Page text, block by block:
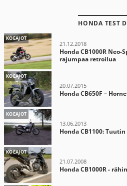
HONDA TEST
KOEAJOT
21.12.2018
Honda CB1000R Neo-
rajumpaa retroilua
KOEAJOT
20.07.2015
Honda CB650F –
KOEAJOT
13.06.2013
Honda CB1100:
KOEAJOT
21.07.2008
Honda CB1000R -